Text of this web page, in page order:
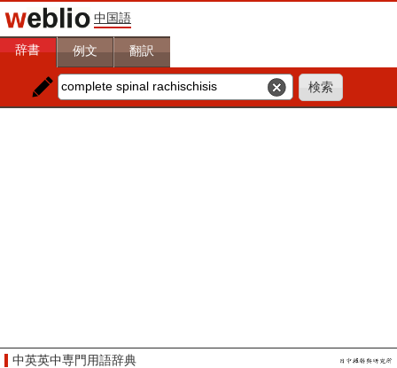
中国語
辞書 例文 翻訳
中英英中専門用語辞典